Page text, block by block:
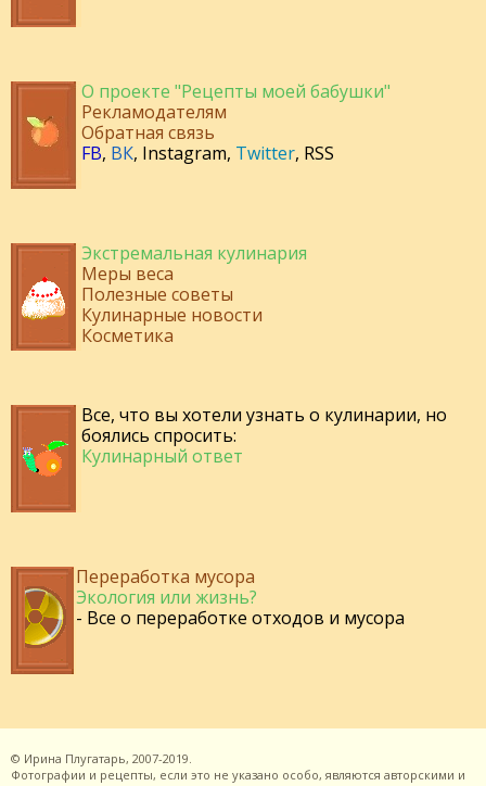
О проекте "Рецепты моей бабушки"
Рекламодателям
Обратная связь
FB, ВК, Instagram, Twitter, RSS
Экстремальная кулинария
Меры веса
Полезные советы
Кулинарные новости
Косметика
Все, что вы хотели узнать о кулинарии, но
боялись спросить:
Кулинарный ответ
Переработка мусора
Экология или жизнь?
- Все о переработке отходов и мусора
© Ирина Плугатарь, 2007-2019.
Фотографии и рецепты, если это не указано особо, являются авторскими и